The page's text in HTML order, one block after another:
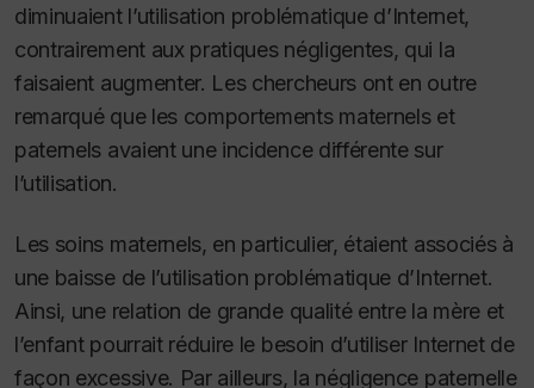
diminuaient l’utilisation problématique d’Internet,
contrairement aux pratiques négligentes, qui la
faisaient augmenter. Les chercheurs ont en outre
remarqué que les comportements maternels et
paternels avaient une incidence différente sur
l’utilisation.
Les soins maternels, en particulier, étaient associés à
une baisse de l’utilisation problématique d’Internet.
Ainsi, une relation de grande qualité entre la mère et
l’enfant pourrait réduire le besoin d’utiliser Internet de
façon excessive. Par ailleurs, la négligence paternelle